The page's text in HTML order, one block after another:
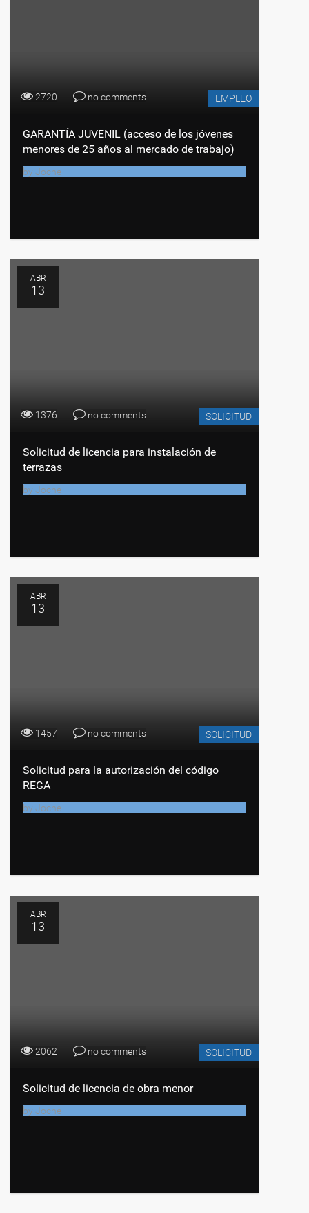
2720 no comments EMPLEO
GARANTÍA JUVENIL (acceso de los jóvenes
menores de 25 años al mercado de trabajo)
by Joche
ABR
13
1376 no comments SOLICITUD
Solicitud de licencia para instalación de
terrazas
by Joche
ABR
13
1457 no comments SOLICITUD
Solicitud para la autorización del código
REGA
by Joche
ABR
13
2062 no comments SOLICITUD
Solicitud de licencia de obra menor
by Joche